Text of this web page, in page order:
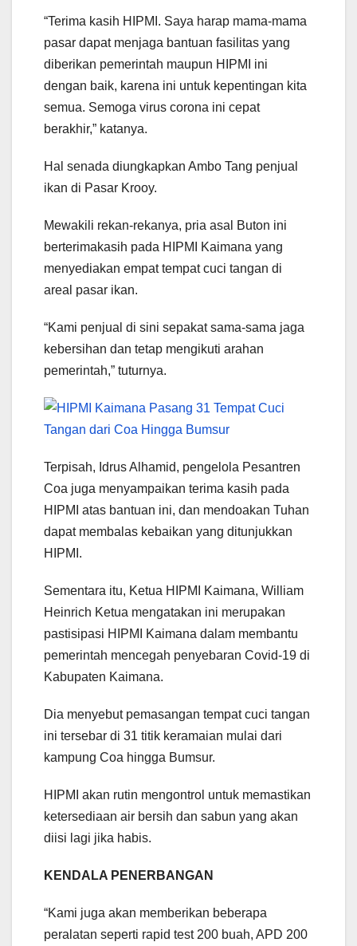
“Terima kasih HIPMI. Saya harap mama-mama
pasar dapat menjaga bantuan fasilitas yang
diberikan pemerintah maupun HIPMI ini
dengan baik, karena ini untuk kepentingan kita
semua. Semoga virus corona ini cepat
berakhir,” katanya.
Hal senada diungkapkan Ambo Tang penjual
ikan di Pasar Krooy.
Mewakili rekan-rekanya, pria asal Buton ini
berterimakasih pada HIPMI Kaimana yang
menyediakan empat tempat cuci tangan di
areal pasar ikan.
“Kami penjual di sini sepakat sama-sama jaga
kebersihan dan tetap mengikuti arahan
pemerintah,” tuturnya.
Terpisah, Idrus Alhamid, pengelola Pesantren
Coa juga menyampaikan terima kasih pada
HIPMI atas bantuan ini, dan mendoakan Tuhan
dapat membalas kebaikan yang ditunjukkan
HIPMI.
Sementara itu, Ketua HIPMI Kaimana, William
Heinrich Ketua mengatakan ini merupakan
pastisipasi HIPMI Kaimana dalam membantu
pemerintah mencegah penyebaran Covid-19 di
Kabupaten Kaimana.
Dia menyebut pemasangan tempat cuci tangan
ini tersebar di 31 titik keramaian mulai dari
kampung Coa hingga Bumsur.
HIPMI akan rutin mengontrol untuk memastikan
ketersediaan air bersih dan sabun yang akan
diisi lagi jika habis.
KENDALA PENERBANGAN
“Kami juga akan memberikan beberapa
peralatan seperti rapid test 200 buah, APD 200